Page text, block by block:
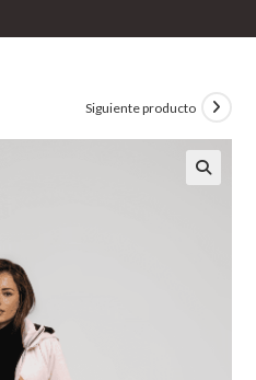
Siguiente producto